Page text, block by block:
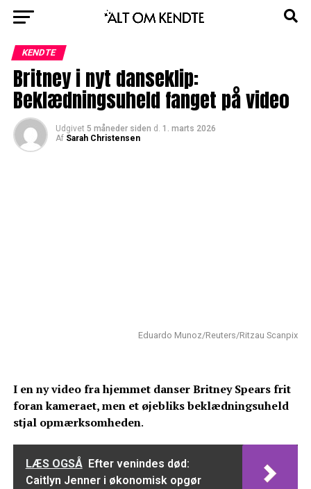
KENDTE
Britney i nyt danseklip:
Beklædningsuheld fanget på video
Udgivet 5 måneder siden d. 1. marts 2026
Af Sarah Christensen
Eduardo Munoz/Reuters/Ritzau Scanpix
I en ny video fra hjemmet danser Britney Spears frit
foran kameraet, men et øjebliks beklædningsuheld
stjal opmærksomheden.
LÆS OGSÅ Efter venindes død:
Caitlyn Jenner i økonomisk opgør